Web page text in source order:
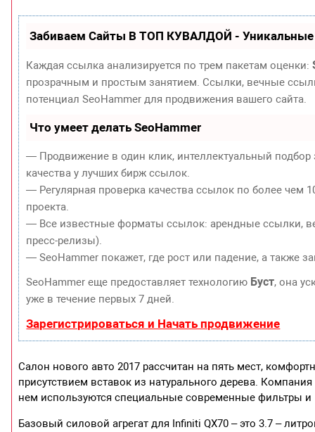
Забиваем Сайты В ТОП КУВАЛДОЙ - Уникальные
Каждая ссылка анализируется по трем пакетам оценки:
прозрачным и простым занятием. Ссылки, вечные
потенциал SeoHammer для продвижения вашего сайта.
Что умеет делать SeoHammer
— Продвижение в один клик, интеллектуальный
качества у лучших бирж ссылок.
— Регулярная проверка качества ссылок по более чем
проекта.
— Все известные форматы ссылок: арендные ссылки,
пресс-релизы).
— SeoHammer покажет, где рост или падение, а также
SeoHammer еще предоставляет технологию Буст, она
уже в течение первых 7 дней.
Зарегистрироваться и Начать продвижение
Салон нового авто 2017 рассчитан на пять мест,
присутствием вставок из натурального дерева.
нем используются специальные современные фильтры и
Базовый силовой агрегат для Infiniti QX70 – это 3.7 –